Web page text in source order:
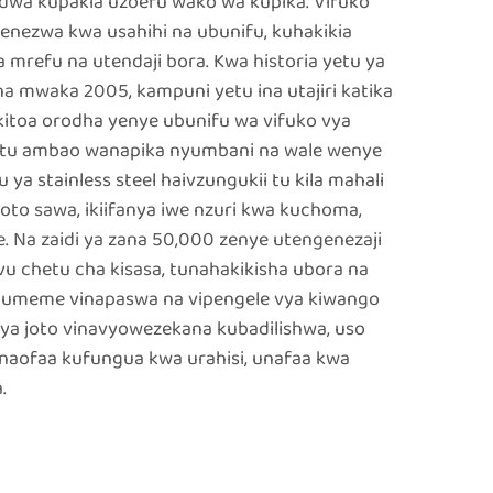
kwa usahihi na ubunifu, kuhakikia
na utendaji bora. Kwa historia yetu ya
mwaka 2005, kampuni yetu ina utajiri katika
orodha yenye ubunifu wa vifuko vya
ambao wanapika nyumbani na wale wenye
ya stainless steel haivzungukii tu kila mahali
sawa, ikiifanya iwe nzuri kwa kuchoma,
Na zaidi ya zana 50,000 zenye utengenezaji
chetu cha kisasa, tunahakikisha ubora na
vinapaswa na vipengele vya kiwango
joto vinavyowezekana kubadilishwa, uso
kufungua kwa urahisi, unafaa kwa